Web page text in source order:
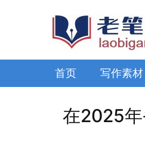
首页 写作素材
在2025年